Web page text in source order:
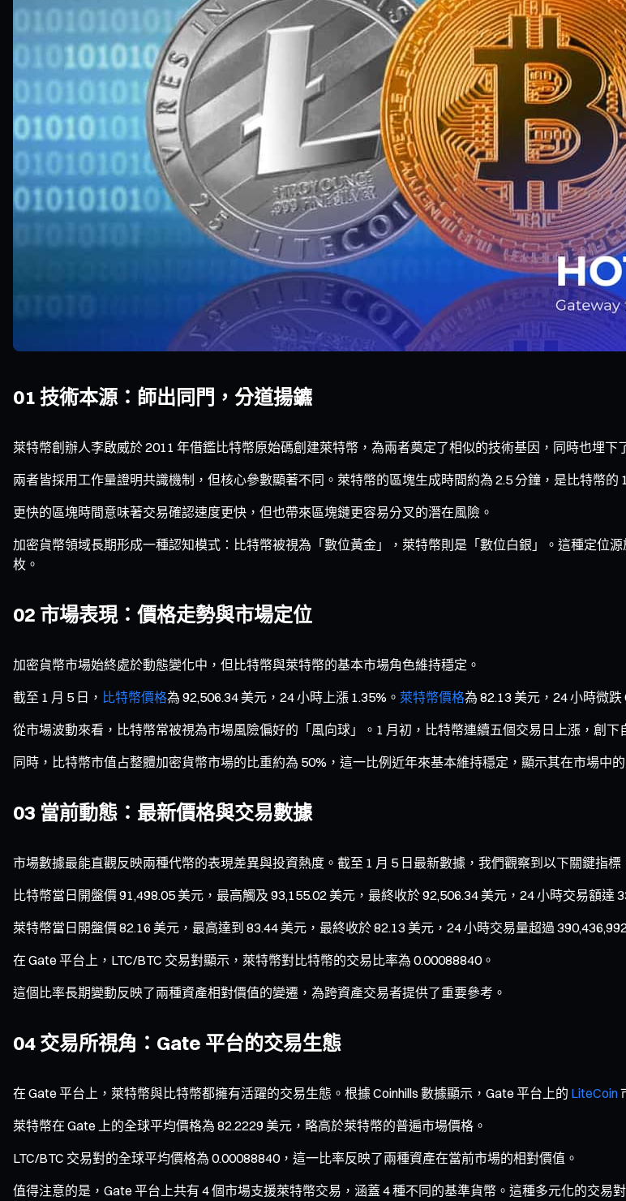
01 技術本源：師出同門，分道揚鑣
萊特幣創辦人李啟威於 2011 年借鑑比特幣原始碼創建萊特幣，為兩者奠定了相似的技術基因，同時也埋下
兩者皆採用工作量證明共識機制，但核心參數顯著不同。萊特幣的區塊生成時間約為 2.5 分鐘，是比特幣的
更快的區塊時間意味著交易確認速度更快，但也帶來區塊鏈更容易分叉的潛在風險。
加密貨幣領域長期形成一種認知模式：比特幣被視為「數位黃金」，萊特幣則是「數位白銀」。這種定位
枚。
02 市場表現：價格走勢與市場定位
加密貨幣市場始終處於動態變化中，但比特幣與萊特幣的基本市場角色維持穩定。
截至 1 月 5 日， 比特幣價格為 92,506.34 美元，24 小時上漲 1.35%。 萊特幣價格為 82.13 美元，24 小時微跌
從市場波動來看，比特幣常被視為市場風險偏好的「風向球」。1 月初，比特幣連續五個交易日上漲，創下
同時，比特幣市值占整體加密貨幣市場的比重約為 50%，這一比例近年來基本維持穩定，顯示其在市場中的
03 當前動態：最新價格與交易數據
市場數據最能直觀反映兩種代幣的表現差異與投資熱度。截至 1 月 5 日最新數據，我們觀察到以下關鍵指標
比特幣當日開盤價 91,498.05 美元，最高觸及 93,155.02 美元，最終收於 92,506.34 美元，24 小時交易額達
萊特幣當日開盤價 82.16 美元，最高達到 83.44 美元，最終收於 82.13 美元，24 小時交易量超過
在 Gate 平台上，LTC/BTC 交易對顯示，萊特幣對比特幣的交易比率為 0.00088840。
這個比率長期變動反映了兩種資產相對價值的變遷，為跨資產交易者提供了重要參考。
04 交易所視角：Gate 平台的交易生態
在 Gate 平台上，萊特幣與比特幣都擁有活躍的交易生態。根據 Coinhills 數據顯示，Gate 平台上的 LiteCoin
萊特幣在 Gate 上的全球平均價格為 82.2229 美元，略高於萊特幣的普遍市場價格。
LTC/BTC 交易對的全球平均價格為 0.00088840，這一比率反映了兩種資產在當前市場的相對價值。
值得注意的是，Gate 平台上共有 4 個市場支援萊特幣交易，涵蓋 4 種不同的基準貨幣。這種多元化的交